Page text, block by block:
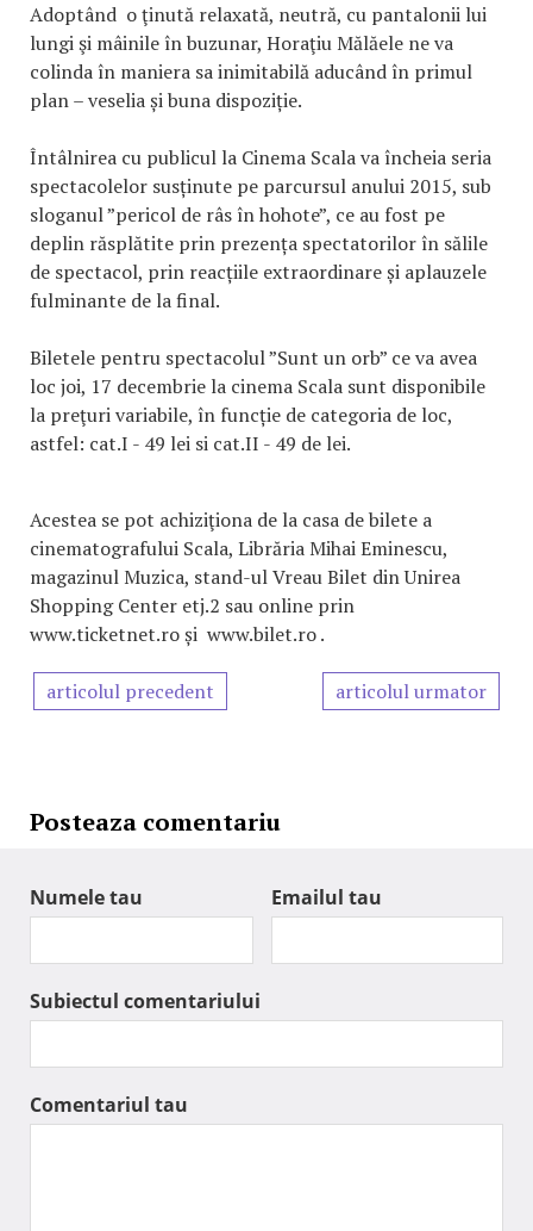
Adoptând o ţinută relaxată, neutră, cu pantalonii lui
lungi şi mâinile în buzunar, Horaţiu Mălăele ne va
colinda în maniera sa inimitabilă aducând în primul
plan – veselia și buna dispoziție.
Întâlnirea cu publicul la Cinema Scala va încheia seria
spectacolelor susținute pe parcursul anului 2015, sub
sloganul ”pericol de râs în hohote”, ce au fost pe
deplin răsplătite prin prezența spectatorilor în sălile
de spectacol, prin reacțiile extraordinare și aplauzele
fulminante de la final.
Biletele pentru spectacolul ”Sunt un orb” ce va avea
loc joi, 17 decembrie la cinema Scala sunt disponibile
la preţuri variabile, în funcție de categoria de loc,
astfel: cat.I - 49 lei si cat.II - 49 de lei.
Acestea se pot achiziţiona de la casa de bilete a
cinematografului Scala, Librăria Mihai Eminescu,
magazinul Muzica, stand-ul Vreau Bilet din Unirea
Shopping Center etj.2 sau online prin
www.ticketnet.ro și www.bilet.ro .
articolul precedent articolul urmator
Posteaza comentariu
Numele tau Emailul tau
Subiectul comentariului
Comentariul tau